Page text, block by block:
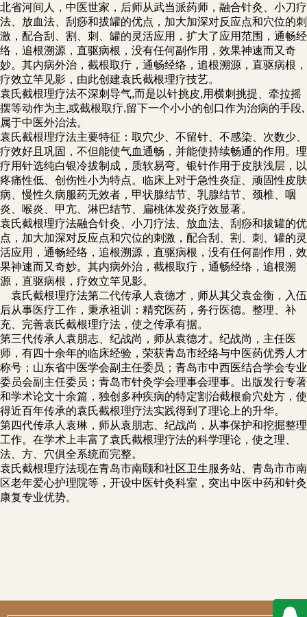
北省河间人，中医世家，后师从武当派药师，融合针灸、小刀疗
法、放血法、刮痧和拔罐的优点，加大加深对反应点和穴位的刺
激，配合刮、割、刺、罐的灵活应用，扩大了应用范围，通畅经
络，追根溯源，直驱病根，没有任何副作用，效果神速而又奇
妙。其内病外治，截根取疔，通畅经络，追根溯源，直驱病根，
疗效立竿见影，由此创建袁氏截根理疗技艺。
袁氏截根理疗法不深刺导气,而是以针挑皮,用横刺挑提、牵拉摇
摆等动作为主,或截根取疔,留下一个小小的创口作为治病的手段,
属于中医外治法。
袁氏截根理疗法主要特征：取穴少、不留针、不感染、次数少、
疗效好且巩固，不但能使气血通畅，并能使持续畅通的作用。理
疗用针选纯白银冷拔制成，质软易弯。银针作用于皮肤浅层，以
疼痛性低、创伤性小为特点。临床上对于急性炎症、顽固性皮肤
病、慢性久病服药无效者，甲状腺结节、乳腺结节、颈椎、咽
炎、喉炎、甲亢、淋巴结节、扁桃体发炎疗效显著。
袁氏截根理疗法融合针灸、小刀疗法、放血法、刮痧和拔罐的优
点，加大加深对反应点和穴位的刺激，配合刮、割、刺、罐的灵
活应用，通畅经络，追根溯源，直驱病根，没有任何副作用，效
果神速而又奇妙。其内病外治，截根取疔，通畅经络，追根溯
源，直驱病根，疗效立竿见影。
袁氏截根理疗法第二代传承人袁德才，师从其父袁金衡，入伍
后从事医疗工作，秉承祖训：精究医药，务行医德。整理、补
充、完善袁氏截根理疗法，使之传承有据。
第三代传承人袁朋志、纪战尚，师从袁德才。纪战尚，主任医
师，有四十余年的临床经验，荣获青岛市经络与中医药优秀人才
称号；山东省中医学会副主任委员；青岛市中西医结合学会专业
委员会副主任委员；青岛市针灸学会理事会理事。出版发行专著
和学术论文十余篇，独创多种疾病的特定割治截根俞穴处方，使
得近百年传承的袁氏截根理疗法实践得到了理论上的升华。
第四代传承人袁琳，师从袁朋志、纪战尚，从事保护和挖掘整理
工作。在学术上丰富了袁氏截根理疗法的科学理论，使之理、
法、方、穴俱全系统而完整。
袁氏截根理疗法现在青岛市南颐和社区卫生服务站、青岛市市南
区老年爱心护理院等，开设中医针灸科室，突出中医中药和针灸
康复专业优势。